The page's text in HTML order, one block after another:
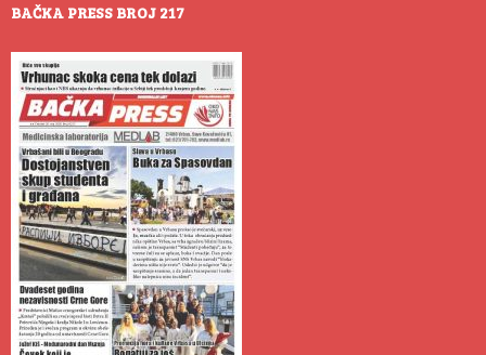
BAČKA PRESS BROJ 217